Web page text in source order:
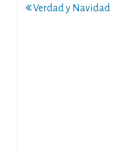
Navegación
Verdad y Navidad